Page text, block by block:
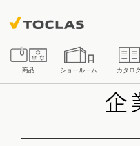
商品
キッチン
ショールーム カタロ